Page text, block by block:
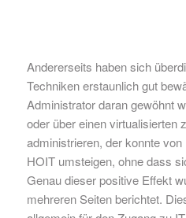
Andererseits haben sich
Techniken erstaunlich gut
Administrator daran gewöhnt
oder über einen virtualisierten
administrieren, der konnte
HOIT umsteigen, ohne dass
Genau dieser positive Effekt
mehreren Seiten berichtet.